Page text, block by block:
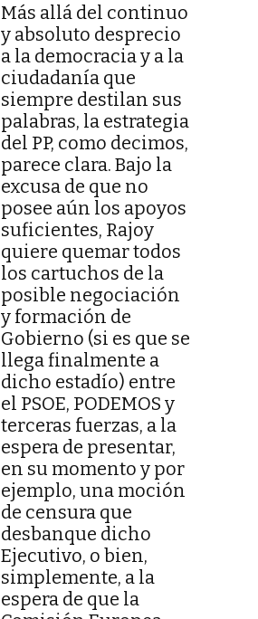
Más allá del continuo
y absoluto desprecio
a la democracia y a la
ciudadanía que
siempre destilan sus
palabras, la estrategia
del PP, como decimos,
parece clara. Bajo la
excusa de que no
posee aún los apoyos
suficientes, Rajoy
quiere quemar todos
los cartuchos de la
posible negociación
y formación de
Gobierno (si es que se
llega finalmente a
dicho estadío) entre
el PSOE, PODEMOS y
terceras fuerzas, a la
espera de presentar,
en su momento y por
ejemplo, una moción
de censura que
desbanque dicho
Ejecutivo, o bien,
simplemente, a la
espera de que la